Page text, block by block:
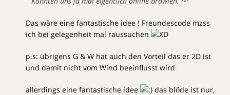
Das wäre eine fantastische idee ! Freundescode mzss
ich bei gelegenheit mal raussuchen
p.s: übrigens G & W hat auch den Vorteil das er 2D ist
und damit nicht vom Wind beeinflusst wird
allerdings eine fantastische idee
das blöde ist nur,